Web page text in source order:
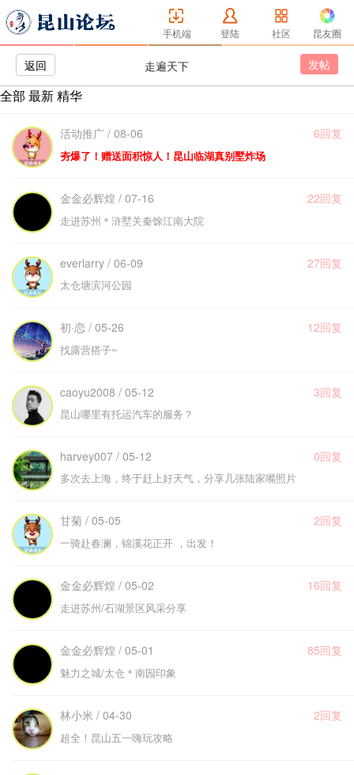
手机端 登陆 社区 昆友圈
返回 走遍天下 发帖
全部 最新精华
活动推广 / 08-06 6回复
夯爆了！赠送面积惊人！昆山临湖真别墅炸场
金金必辉煌 / 07-16 22回复
走进苏州＊浒墅关秦馀江南大院
everlarry / 06-09 27回复
太仓塘滨河公园
初·恋 / 05-26 12回复
找露营搭子~
caoyu2008 / 05-12 3回复
昆山哪里有托运汽车的服务？
harvey007 / 05-12 0回复
多次去上海，终于赶上好天气，分享几张陆家嘴照片
甘菊 / 05-05 2回复
一骑赴春澜，锦溪花正开 ，出发！
金金必辉煌 / 05-02 16回复
走进苏州/石湖景区风采分享
金金必辉煌 / 05-01 85回复
魅力之城/太仓＊南园印象
林小米 / 04-30 2回复
超全！昆山五一嗨玩攻略